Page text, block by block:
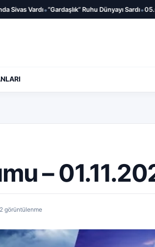
Ruhu Dünyayı Sardı•05.08.2026 –
–
2 görüntülenme